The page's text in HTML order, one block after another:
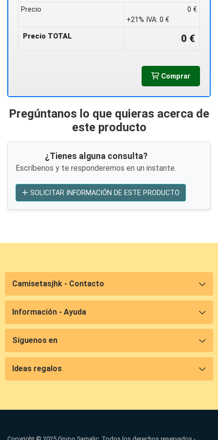
Precio
0 €
+21% IVA: 0 €
Precio TOTAL
0 €
Comprar
Pregúntanos lo que quieras acerca de
este producto
¿Tienes alguna consulta?
Escríbenos y te responderemos en un instante.
SOLICITAR INFORMACIÓN DE ESTE PRODUCTO
Camisetasjhk - Contacto
Información - Ayuda
Síguenos en
Ideas regalos